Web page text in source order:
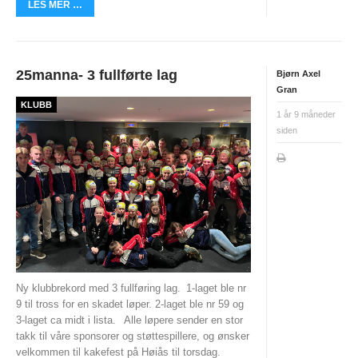
Night & Day 2012/2013
Night & Day 2011/2012
Night & Day 2010/2011
Night 2009/2010
Day 2009/2010
Night 2008/2009
Day 2008/2009
2006/2007
ANDRE/UTGÅTTE ARRANGEMENTER
LES MER …
25manna- 3 fullførte lag
KLUBB
Ny klubbrekord med 3 fullføring lag. 1-laget ble nr
9 til tross for en skadet løper. 2-laget ble nr 59 og
3-laget ca midt i lista.
Alle løpere sender en stor
takk til våre sponsorer og støttespillere, og ønsker
velkommen til kakefest på Høiås til torsdag.
Bjørn Axel
Gran
1 år 9 måneder
siden